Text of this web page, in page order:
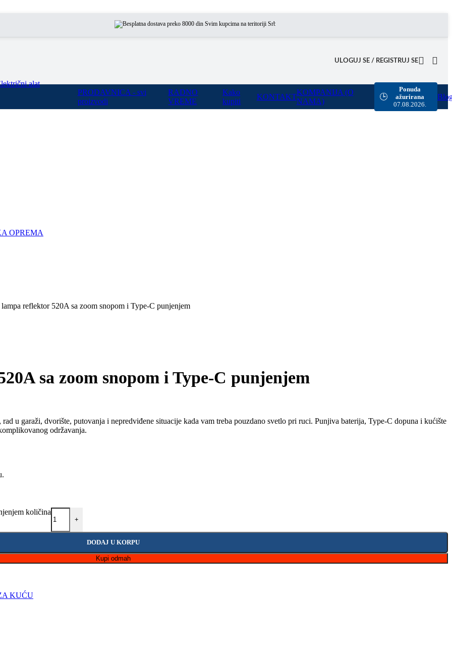
Svim kupcima na teritoriji Srbije omogućili smo besplatnu dostavu za sve porudžbine sa našeg sajta u
ULOGUJ SE / REGISTRUJ SE
alat
OPREMA
PRODAVNICA - svi
proizvodi
RADNO
VREME
Kako
kupiti
KONTAKT
KOMPANIJA (O
NAMA)
🕒
Ponuda
ažurirana
07.08.2026.
reflektor 520A sa zoom snopom i Type-C punjenjem
sa zoom snopom i Type-C punjenjem
u garaži, dvorište, putovanja i nepredviđene situacije kada vam treba pouzdano svetlo pri ruci. Punjiva baterija, Type-C dopuna i kućište
održavanja.
količina
+
DODAJ U KORPU
Kupi odmah
KUĆU